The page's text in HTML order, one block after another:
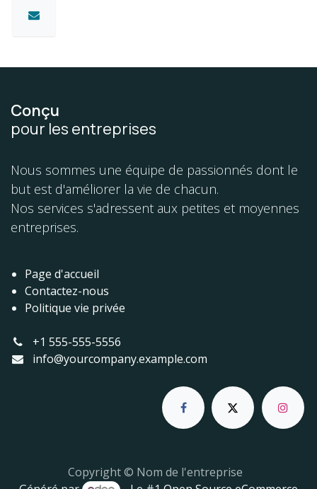
Conçu
pour les entreprises
Nous sommes une équipe de passionnés dont le
but est d'améliorer la vie de chacun.
Nos services s'adressent aux petites et moyennes
entreprises.
Page d'accueil
Contactez-nous
Politique vie privée
+1 555-555-5556
info@yourcompany.example.com
Copyright © Nom de l'entreprise